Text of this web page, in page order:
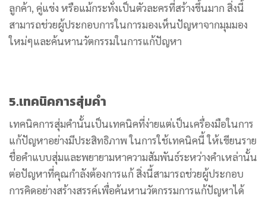
ลูกค้า, คู่แข่ง หรือแม้กระทั่งเป็นตัวละครที่สร้างขึ้นมาก สิ่งนี้
สามารถช่วยผู้ประกอบการในการมองเห็นปัญหาจากมุมมอง
ใหม่ๆและค้นหานวัตกรรมในการแก้ปัญหา
5.เทคนิคการสุ่มคำ
เทคนิคการสุ่มคำนั้นเป็นเทคนิคที่ง่ายแต่เป็นเครื่องมือในการ
แก้ปัญหาอย่างมีประสิทธิภาพ ในการใช้เทคนิคนี้ ให้เขียนราย
ชื่อคำแบบสุ่มและพยายามหาความสัมพันธ์ระหว่างคำเหล่านั้น
ต่อปัญหาที่คุณกำลังต้องการแก้ สิ่งนี้สามารถช่วยผู้ประกอบ
การคิดอย่างสร้างสรรค์เพื่อค้นหานวัตกรรมการแก้ปัญหาได้